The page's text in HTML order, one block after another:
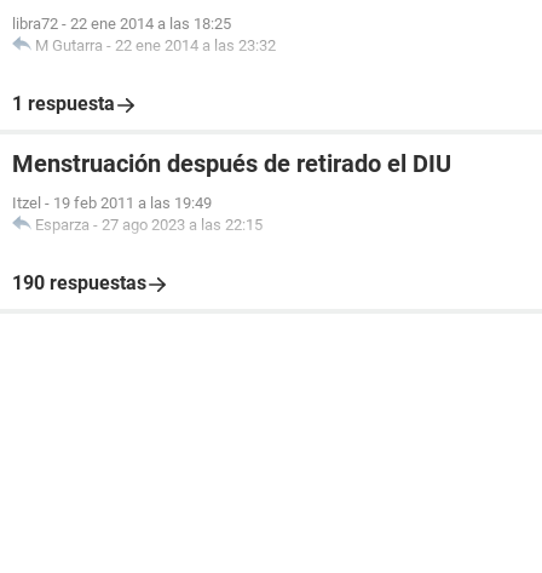
libra72 - 22 ene 2014 a las 18:25
M Gutarra - 22 ene 2014 a las 23:32
1 respuesta
Menstruación después de retirado el DIU
Itzel - 19 feb 2011 a las 19:49
Esparza - 27 ago 2023 a las 22:15
190 respuestas